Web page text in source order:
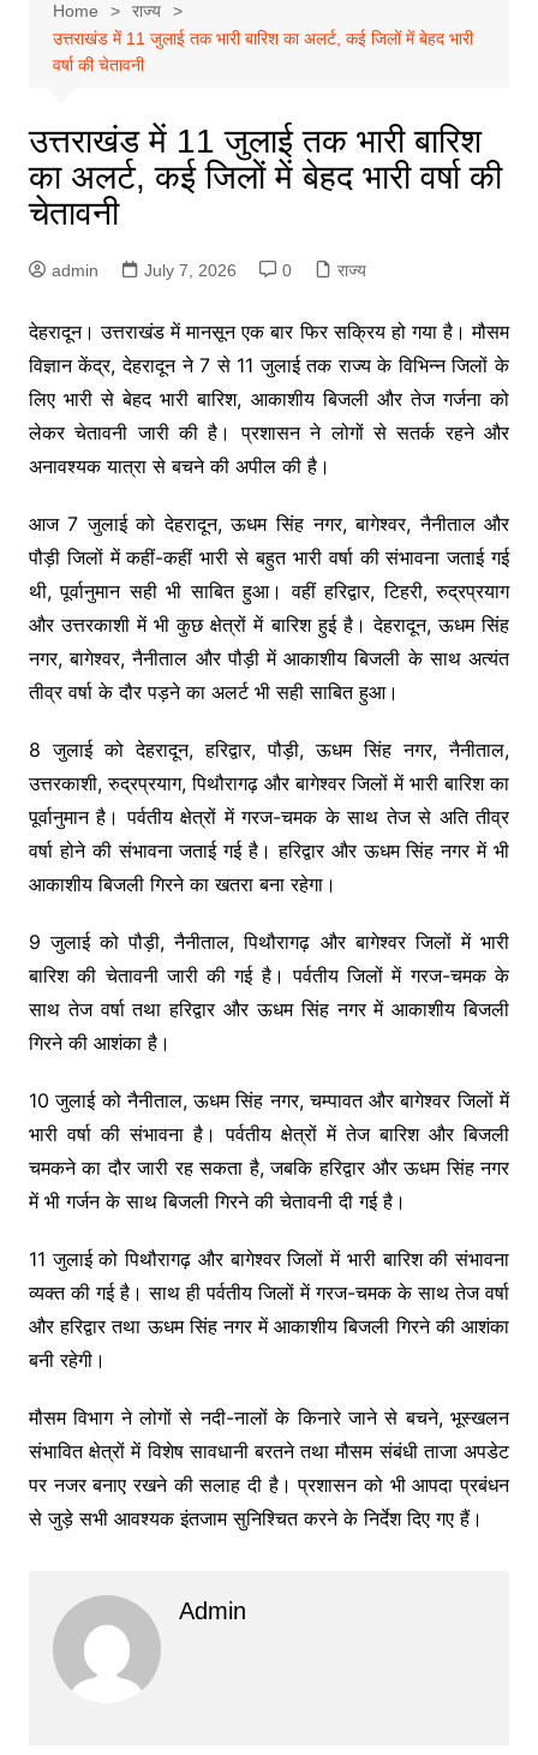
Home
राज्य
उत्तराखंड में 11 जुलाई तक भारी बारिश का अलर्ट, कई जिलों में बेहद भारी
वर्षा की चेतावनी
उत्तराखंड में 11 जुलाई तक भारी बारिश
का अलर्ट, कई जिलों में बेहद भारी वर्षा की
चेतावनी
admin July 7, 2026 0 राज्य
देहरादून। उत्तराखंड में मानसून एक बार फिर सक्रिय हो गया है। मौसम
विज्ञान केंद्र, देहरादून ने 7 से 11 जुलाई तक राज्य के विभिन्न जिलों के
लिए भारी से बेहद भारी बारिश, आकाशीय बिजली और तेज गर्जना को
लेकर चेतावनी जारी की है। प्रशासन ने लोगों से सतर्क रहने और
अनावश्यक यात्रा से बचने की अपील की है।
आज 7 जुलाई को देहरादून, ऊधम सिंह नगर, बागेश्वर, नैनीताल और
पौड़ी जिलों में कहीं-कहीं भारी से बहुत भारी वर्षा की संभावना जताई गई
थी, पूर्वानुमान सही भी साबित हुआ। वहीं हरिद्वार, टिहरी, रुद्रप्रयाग
और उत्तरकाशी में भी कुछ क्षेत्रों में बारिश हुई है। देहरादून, ऊधम सिंह
नगर, बागेश्वर, नैनीताल और पौड़ी में आकाशीय बिजली के साथ अत्यंत
तीव्र वर्षा के दौर पड़ने का अलर्ट भी सही साबित हुआ।
8 जुलाई को देहरादून, हरिद्वार, पौड़ी, ऊधम सिंह नगर, नैनीताल,
उत्तरकाशी, रुद्रप्रयाग, पिथौरागढ़ और बागेश्वर जिलों में भारी बारिश का
पूर्वानुमान है। पर्वतीय क्षेत्रों में गरज-चमक के साथ तेज से अति तीव्र
वर्षा होने की संभावना जताई गई है। हरिद्वार और ऊधम सिंह नगर में भी
आकाशीय बिजली गिरने का खतरा बना रहेगा।
9 जुलाई को पौड़ी, नैनीताल, पिथौरागढ़ और बागेश्वर जिलों में भारी
बारिश की चेतावनी जारी की गई है। पर्वतीय जिलों में गरज-चमक के
साथ तेज वर्षा तथा हरिद्वार और ऊधम सिंह नगर में आकाशीय बिजली
गिरने की आशंका है।
10 जुलाई को नैनीताल, ऊधम सिंह नगर, चम्पावत और बागेश्वर जिलों में
भारी वर्षा की संभावना है। पर्वतीय क्षेत्रों में तेज बारिश और बिजली
चमकने का दौर जारी रह सकता है, जबकि हरिद्वार और ऊधम सिंह नगर
में भी गर्जन के साथ बिजली गिरने की चेतावनी दी गई है।
11 जुलाई को पिथौरागढ़ और बागेश्वर जिलों में भारी बारिश की संभावना
व्यक्त की गई है। साथ ही पर्वतीय जिलों में गरज-चमक के साथ तेज वर्षा
और हरिद्वार तथा ऊधम सिंह नगर में आकाशीय बिजली गिरने की आशंका
बनी रहेगी।
मौसम विभाग ने लोगों से नदी-नालों के किनारे जाने से बचने, भूस्खलन
संभावित क्षेत्रों में विशेष सावधानी बरतने तथा मौसम संबंधी ताजा अपडेट
पर नजर बनाए रखने की सलाह दी है। प्रशासन को भी आपदा प्रबंधन
से जुड़े सभी आवश्यक इंतजाम सुनिश्चित करने के निर्देश दिए गए हैं।
Admin